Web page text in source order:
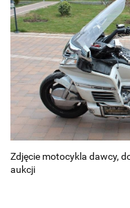
Zdjęcie motocykla dawcy,
aukcji